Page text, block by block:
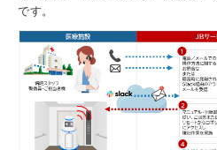
です。